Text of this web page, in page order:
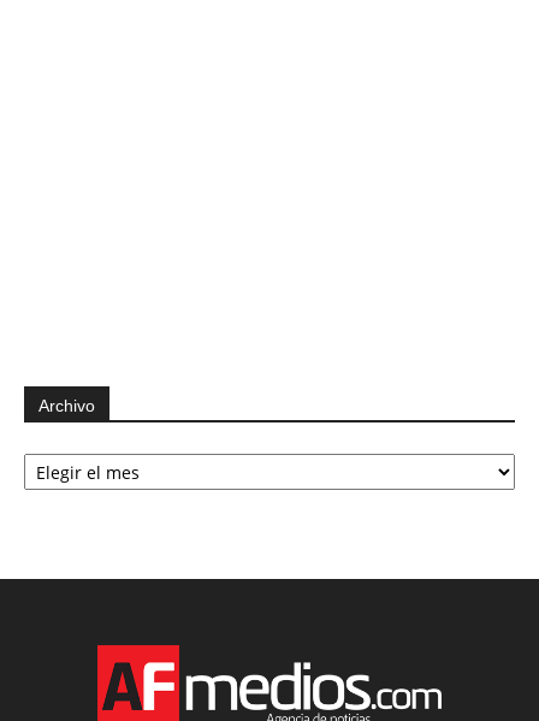
Archivo
Archivo